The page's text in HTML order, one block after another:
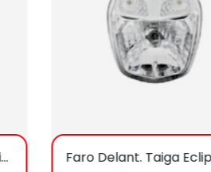
Bulbo De Freno Cg125 (Univers.) Et